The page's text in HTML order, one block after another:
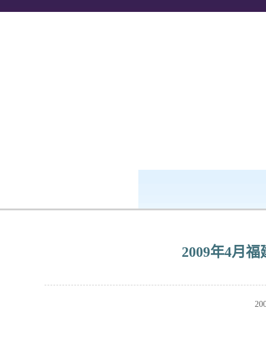
2009年4月